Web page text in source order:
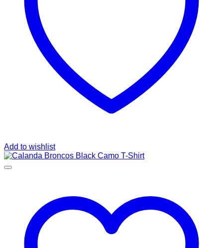
Add to wishlist